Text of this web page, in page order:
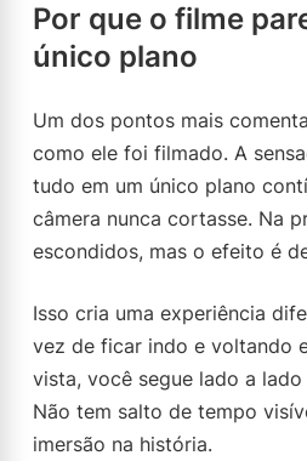
Por que o filme
único plano
Um dos pontos mais
como ele foi filmado. A
tudo em um único plano
câmera nunca cortasse. Na
escondidos, mas o efeito é
Isso cria uma experiência
vez de ficar indo e voltando
vista, você segue lado a
Não tem salto de tempo
imersão na história.